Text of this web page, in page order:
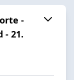
-
- 21.